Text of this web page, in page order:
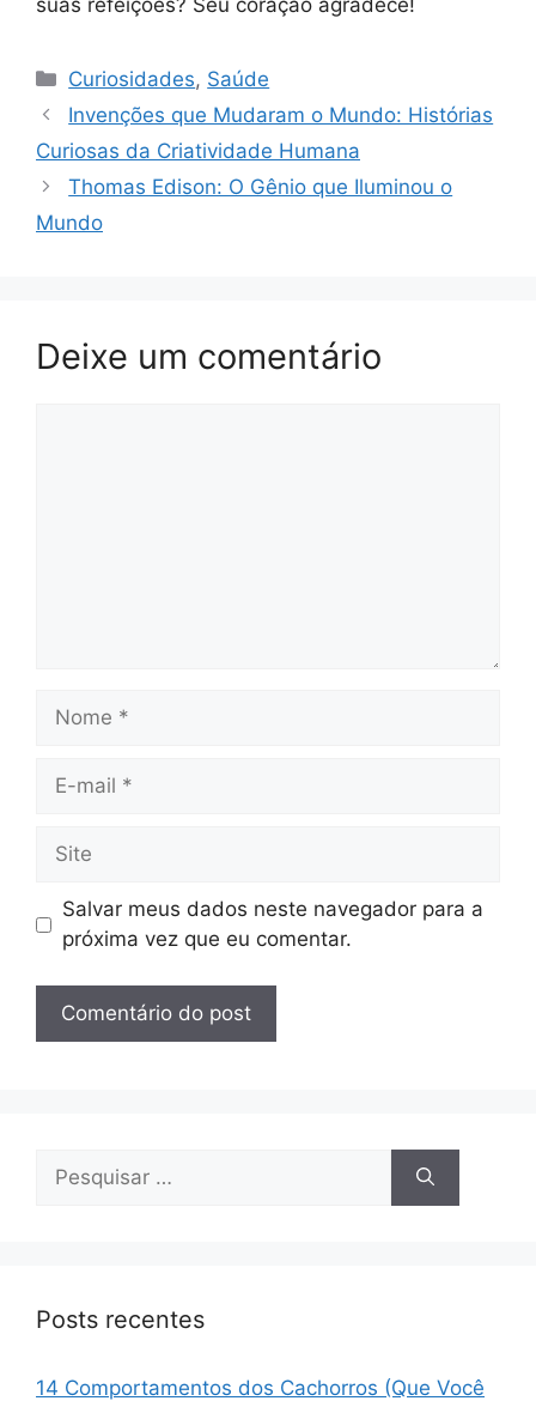
suas refeições? Seu coração agradece!
Categorias
Curiosidades, Saúde
Invenções que Mudaram o Mundo: Histórias
Curiosas da Criatividade Humana
Thomas Edison: O Gênio que Iluminou o
Mundo
Deixe um comentário
Nome
Site
Salvar meus dados neste navegador para a
próxima vez que eu comentar.
por:
Posts recentes
14 Comportamentos dos Cachorros (Que Você